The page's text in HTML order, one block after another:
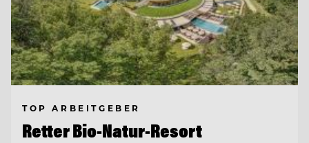
TOP ARBEITGEBER
Retter Bio-Natur-Resort